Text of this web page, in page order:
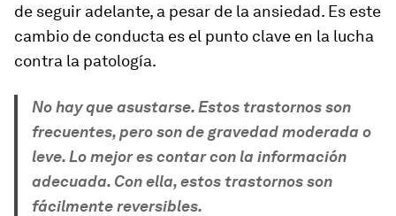
de seguir adelante, a pesar de la ansiedad. Es este
cambio de conducta es el punto clave en la lucha
contra la patología.
No hay que asustarse. Estos trastornos son
frecuentes, pero son de gravedad moderada o
leve. Lo mejor es contar con la información
adecuada. Con ella, estos trastornos son
fácilmente reversibles.